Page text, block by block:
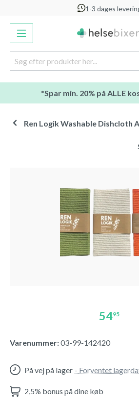
1-3 dages
*Spar min. 20% på ALLE
Ren Logik Washable Dishcloth
5495
Varenummer:03-99-142420
På vej på lager - Forventet
2,5% bonus på dine køb